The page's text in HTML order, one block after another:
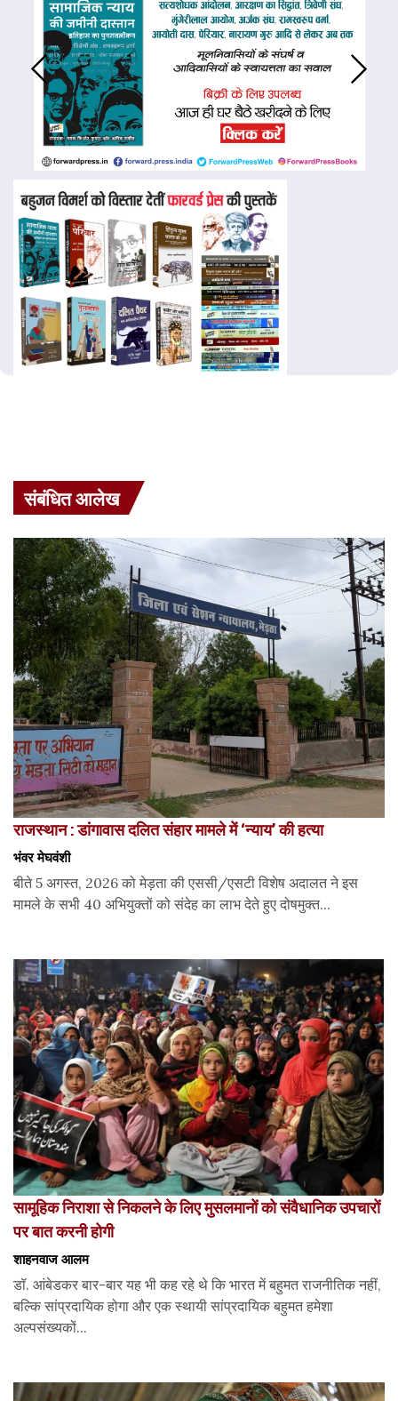
संबंधित आलेख
राजस्थान : डांगावास दलित संहार मामले में ‘न्याय’ की हत्या
भंवर मेघवंशी
बीते 5 अगस्त, 2026 को मेड़ता की एससी/एसटी विशेष अदालत ने इस
मामले के सभी 40 अभियुक्तों को संदेह का लाभ देते हुए दोषमुक्त...
सामूहिक निराशा से निकलने के लिए मुसलमानों को संवैधानिक उपचारों
पर बात करनी होगी
शाहनवाज आलम
डॉ. आंबेडकर बार-बार यह भी कह रहे थे कि भारत में बहुमत राजनीतिक नहीं,
बल्कि सांप्रदायिक होगा और एक स्थायी सांप्रदायिक बहुमत हमेशा
अल्पसंख्यकों...